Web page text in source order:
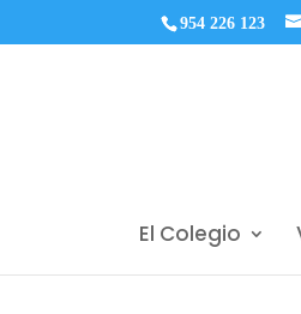
954 226 123
El Colegio